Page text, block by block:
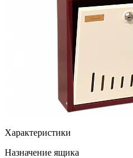
Характеристики
Назначение ящика